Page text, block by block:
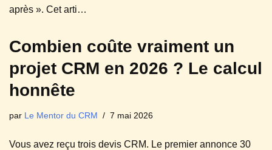
après ». Cet arti…
Combien coûte vraiment un
projet CRM en 2026 ? Le calcul
honnête
par Le Mentor du CRM 7 mai 2026
Vous avez reçu trois devis CRM. Le premier annonce 30